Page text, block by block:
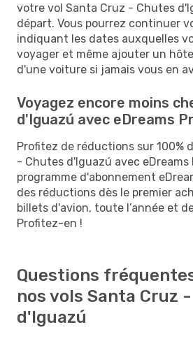
votre vol Santa Cruz - Chutes
départ. Vous pourrez continuer
indiquant les dates auxquelles
voyager et même ajouter un
d'une voiture si jamais vous en
Voyagez encore moins
d'Iguazú avec eDreams
Profitez de réductions sur 100%
- Chutes d'Iguazú avec eDreams
programme d'abonnement
des réductions dès le premier
billets d'avion, toute l’année et
Profitez-en !
Questions
nos vols Santa Cruz
d'Iguazú